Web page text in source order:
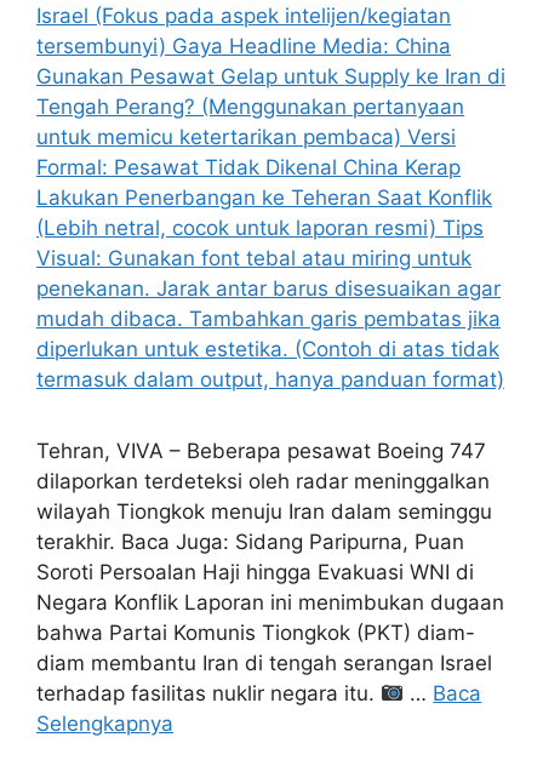
Tehran, VIVA – Beberapa pesawat Boeing 747
dilaporkan terdeteksi oleh radar meninggalkan
wilayah Tiongkok menuju Iran dalam seminggu
terakhir. Baca Juga: Sidang Paripurna, Puan
Soroti Persoalan Haji hingga Evakuasi WNI di
Negara Konflik Laporan ini menimbukan dugaan
bahwa Partai Komunis Tiongkok (PKT) diam-
diam membantu Iran di tengah serangan Israel
terhadap fasilitas nuklir negara itu.
… Baca
Selengkapnya